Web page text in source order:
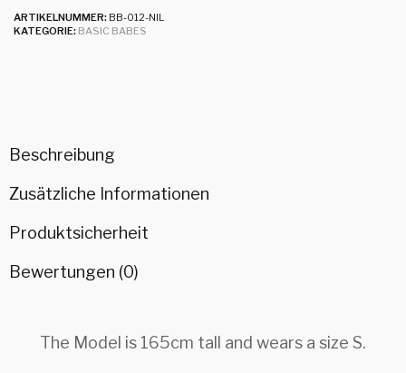
ARTIKELNUMMER: BB-012-NIL
KATEGORIE: BASIC BABES
Beschreibung
Zusätzliche Informationen
Produktsicherheit
Bewertungen (0)
The Model is 165cm tall and wears a size S.